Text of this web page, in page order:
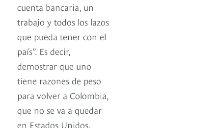
cuenta bancaria, un
trabajo y todos los lazos
que pueda tener con el
país”. Es decir,
demostrar que uno
tiene razones de peso
para volver a Colombia,
que no se va a quedar
en Estados Unidos.